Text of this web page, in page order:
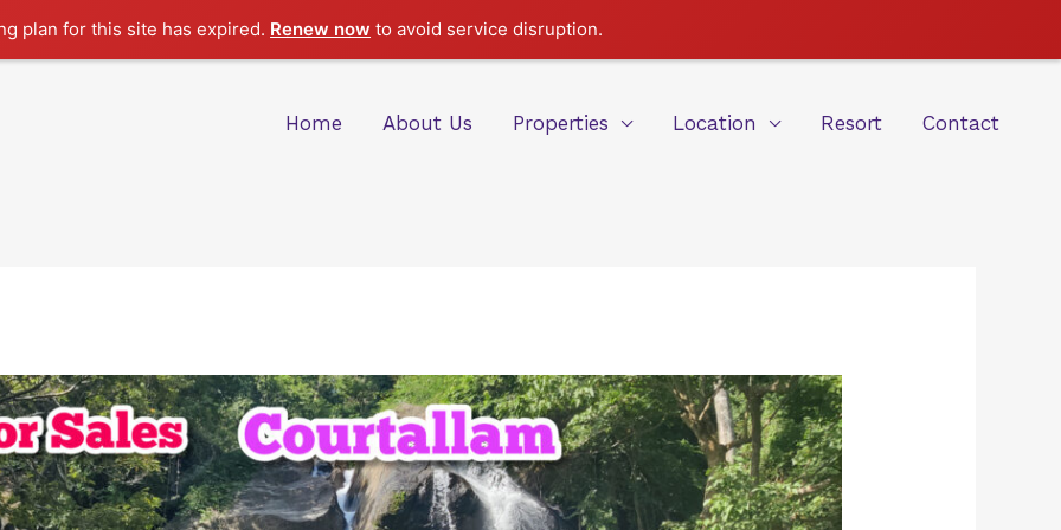
plan for this site has expired. Renew now to avoid service disruption.
Home About Us Properties Location Resort Contact